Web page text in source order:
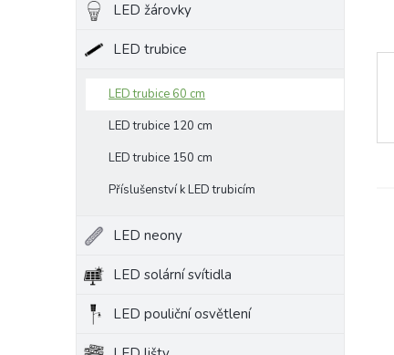
LED žárovky
LED trubice
LED trubice 60 cm
LED trubice 120 cm
LED trubice 150 cm
Příslušenství k LED trubicím
LED neony
LED solární svítidla
LED pouliční osvětlení